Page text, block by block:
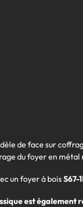
de face sur
du foyer en métal
un foyer à boisS67-
est également